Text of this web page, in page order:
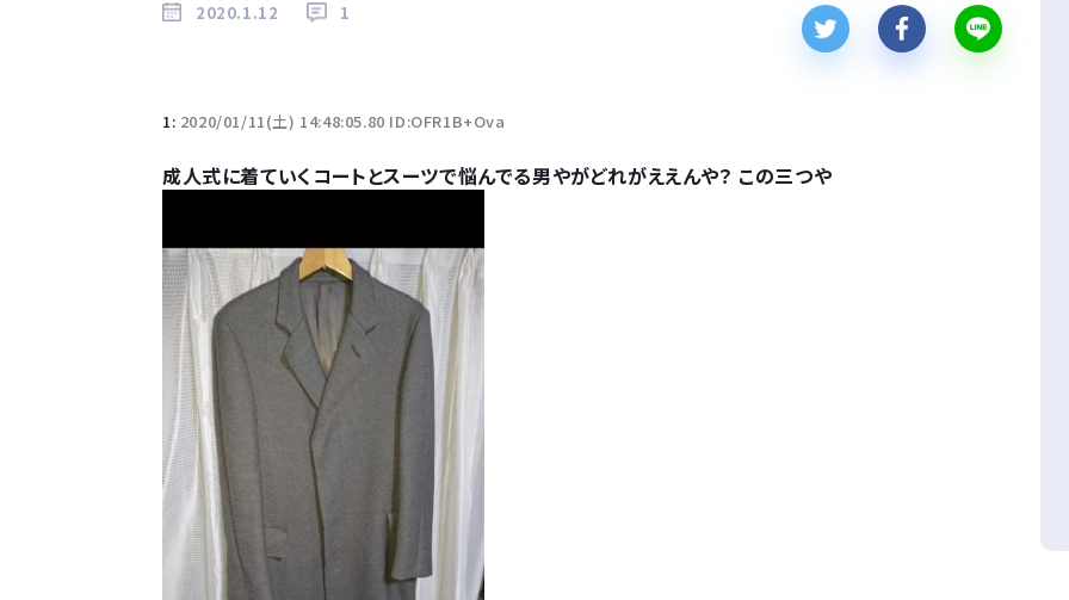
2020.1.12 1
1: 2020/01/11(土) 14:48:05.80 ID:OFR1B+Ova
成人式に着ていくコートとスーツで悩んでる男やがどれがええんや？ この三つや